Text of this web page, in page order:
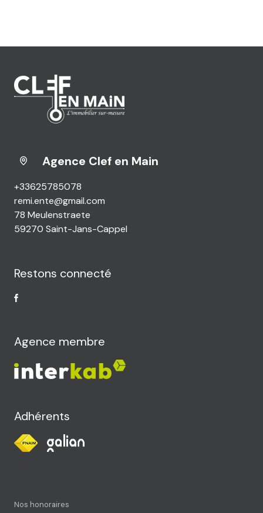
Agence Clef en Main
+33625785078
remi.ente@gmail.com
78 Meulenstraete
59270 Saint-Jans-Cappel
Restons connecté
Agence membre
Adhérents
Nos honoraires